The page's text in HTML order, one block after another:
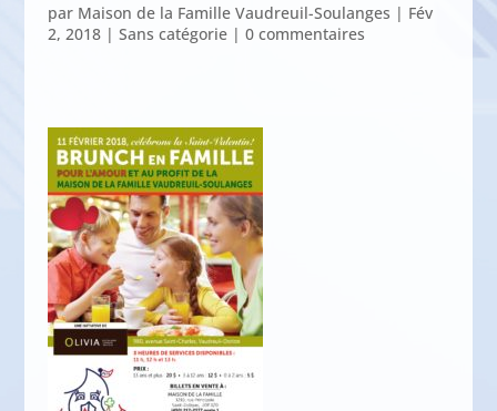
par Maison de la Famille Vaudreuil-Soulanges | Fév
2, 2018| Sans catégorie| 0 commentaires